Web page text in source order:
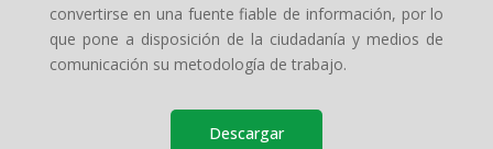
convertirse en una fuente fiable de información, por lo
que pone a disposición de la ciudadanía y medios de
comunicación su metodología de trabajo.
Descargar